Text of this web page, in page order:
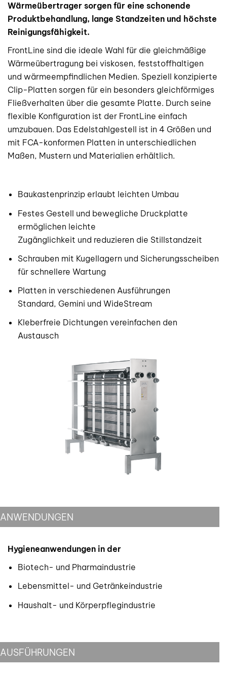
Wärmeübertrager sorgen für eine schonende
Produktbehandlung, lange Standzeiten und höchste
Reinigungsfähigkeit.
FrontLine sind die ideale Wahl für die gleichmäßige
Wärmeübertragung bei viskosen, feststoffhaltigen
und wärmeempfindlichen Medien. Speziell konzipierte
Clip-Platten sorgen für ein besonders gleichförmiges
Fließverhalten über die gesamte Platte. Durch seine
flexible Konfiguration ist der FrontLine einfach
umzubauen. Das Edelstahlgestell ist in 4 Größen und
mit FCA-konformen Platten in unterschiedlichen
Maßen, Mustern und Materialien erhältlich.
Baukastenprinzip erlaubt leichten Umbau
Festes Gestell und bewegliche Druckplatte
ermöglichen leichte
Zugänglichkeit und reduzieren die Stillstandzeit
Schrauben mit Kugellagern und Sicherungsscheiben
für schnellere Wartung
Platten in verschiedenen Ausführungen
Standard, Gemini und WideStream
Kleberfreie Dichtungen vereinfachen den
Austausch
ANWENDUNGEN
Hygieneanwendungen in der
Biotech- und Pharmaindustrie
Lebensmittel- und Getränkeindustrie
Haushalt- und Körperpflegindustrie
AUSFÜHRUNGEN